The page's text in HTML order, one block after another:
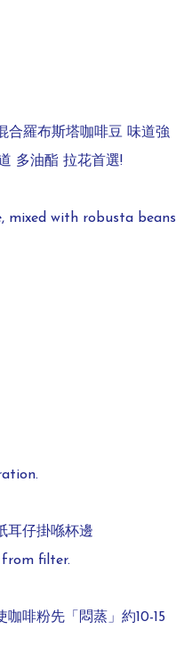
合羅布斯塔咖啡豆 味道強
多油酯 拉花首選!
mixed with robusta beans
耳仔掛喺杯邊
from filter.
啡粉先「悶蒸」約10-15